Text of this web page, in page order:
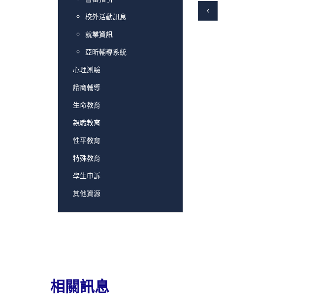
校外活動訊息
就業資訊
亞昕輔導系統
心理測驗
諮商輔導
生命教育
親職教育
性平教育
特殊教育
學生申訴
其他資源
相關訊息